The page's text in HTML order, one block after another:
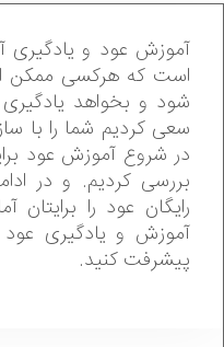
آموزش عود و
است که هرکسی ممکن
شود و بخواهد
سعی کردیم شما را با
در شروع آموزش عود
بررسی کردیم. و در
رایگان عود را برایتان
آموزش و یادگیری
پیشرفت کنید.